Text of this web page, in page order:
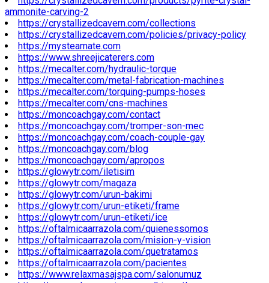
ammonite-carving-2
https://crystallizedcavern.com/collections
https://crystallizedcavern.com/policies/privacy-policy
https://mysteamate.com
https://www.shreejicaterers.com
https://mecalter.com/hydraulic-torque
https://mecalter.com/metal-fabrication-machines
https://mecalter.com/torquing-pumps-hoses
https://mecalter.com/cns-machines
https://moncoachgay.com/contact
https://moncoachgay.com/tromper-son-mec
https://moncoachgay.com/coach-couple-gay
https://moncoachgay.com/blog
https://moncoachgay.com/apropos
https://glowytr.com/iletisim
https://glowytr.com/magaza
https://glowytr.com/urun-bakimi
https://glowytr.com/urun-etiketi/frame
https://glowytr.com/urun-etiketi/ice
https://oftalmicaarrazola.com/quienessomos
https://oftalmicaarrazola.com/mision-y-vision
https://oftalmicaarrazola.com/quetratamos
https://oftalmicaarrazola.com/pacientes
https://www.relaxmasajspa.com/salonumuz